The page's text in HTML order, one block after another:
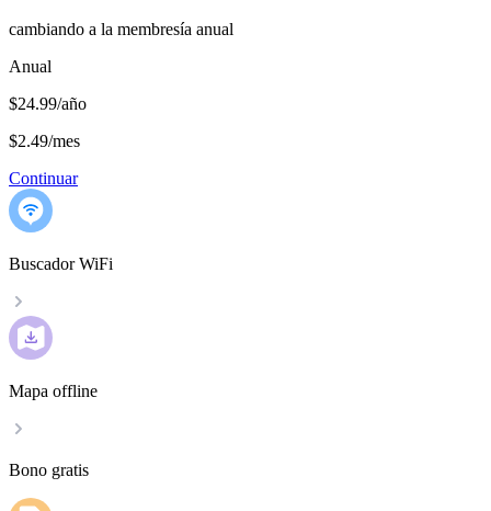
cambiando a la membresía anual
Anual
$24.99/año
$2.49/mes
Continuar
Buscador WiFi
Mapa offline
Bono gratis